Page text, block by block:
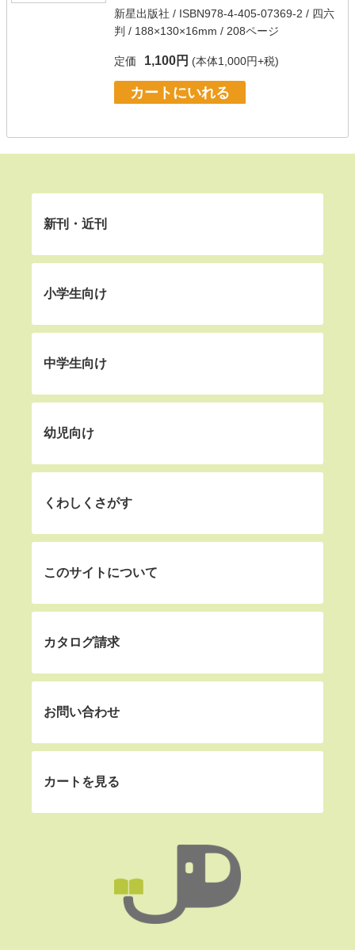
新星出版社 / ISBN978-4-405-07369-2 / 四六
判 / 188×130×16mm / 208ページ
定価 1,100円 (本体1,000円+税)
カートにいれる
新刊・近刊
小学生向け
中学生向け
幼児向け
くわしくさがす
このサイトについて
カタログ請求
お問い合わせ
カートを見る